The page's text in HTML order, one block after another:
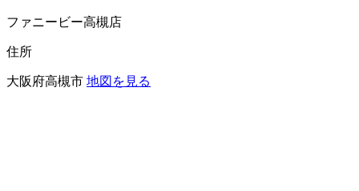
ファニービー高槻店
住所
大阪府高槻市 地図を見る